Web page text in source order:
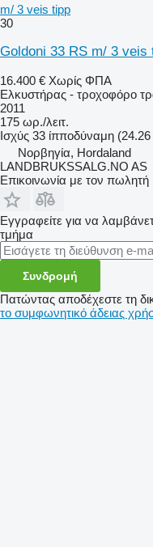
m/ 3 veis tipp
30
Goldoni 33 RS m/ 3 veis
16.400 € Χωρίς ΦΠΑ
Ελκυστήρας - τροχοφόρο
2011
175 ωρ./λειτ.
Ισχύς 33 ίπποδύναμη
Νορβηγία, Hordaland
LANDBRUKSSALG.NO AS
Επικοινωνία με τον πωλητή
Εγγραφείτε για να
τμήμα
Συνδρομή
Πατώντας αποδέχεστε τη
το συμφωνητικό άδειας